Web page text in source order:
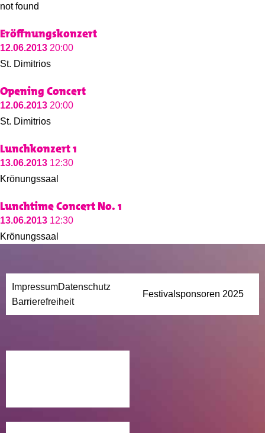
not found
Eröffnungskonzert
12.06.2013 20:00
St. Dimitrios
Opening Concert
12.06.2013 20:00
St. Dimitrios
Lunchkonzert 1
13.06.2013 12:30
Krönungssaal
Lunchtime Concert No. 1
13.06.2013 12:30
Krönungssaal
Festivalsponsoren 2025
ImpressumDatenschutz
Barrierefreiheit